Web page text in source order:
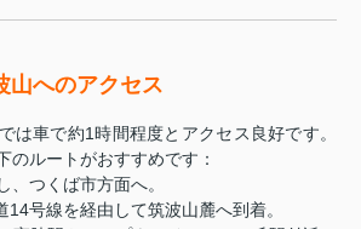
山へのアクセス
は車で約1時間程度とアクセス良好です。
のルートがおすすめです：
、つくば市方面へ。
号線を経由して筑波山麓へ到着。